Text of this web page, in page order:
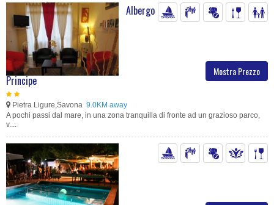
Mostra Prezzo
Albergo
Principe
Pietra Ligure,Savona 9.0KM away
A pochi passi dal mare, in una zona tranquilla di fronte ad un grazioso parco,
v....